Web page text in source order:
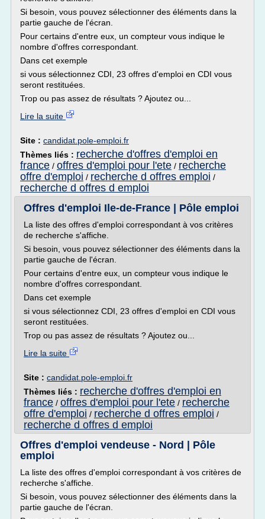
Si besoin, vous pouvez sélectionner des éléments dans la
partie gauche de l'écran.
Pour certains d'entre eux, un compteur vous indique le
nombre d'offres correspondant.
Dans cet exemple
si vous sélectionnez CDI, 23 offres d'emploi en CDI vous
seront restituées.
Trop ou pas assez de résultats ? Ajoutez ou...
Lire la suite
Site : candidat.pole-emploi.fr
Thèmes liés : recherche d'offres d'emploi en
france / offres d'emploi pour l'ete / recherche
offre d'emploi / recherche d offres emploi /
recherche d offres d emploi
Offres d'emploi Ile-de-France | Pôle emploi
La liste des offres d'emploi correspondant à vos critères
de recherche s'affiche.
Si besoin, vous pouvez sélectionner des éléments dans la
partie gauche de l'écran.
Pour certains d'entre eux, un compteur vous indique le
nombre d'offres correspondant.
Dans cet exemple
si vous sélectionnez CDI, 23 offres d'emploi en CDI vous
seront restituées.
Trop ou pas assez de résultats ? Ajoutez ou...
Lire la suite
Site : candidat.pole-emploi.fr
Thèmes liés : recherche d'offres d'emploi en
france / offres d'emploi pour l'ete / recherche
offre d'emploi / recherche d offres emploi /
recherche d offres d emploi
Offres d'emploi vendeuse - Nord | Pôle
emploi
La liste des offres d'emploi correspondant à vos critères de
recherche s'affiche.
Si besoin, vous pouvez sélectionner des éléments dans la
partie gauche de l'écran.